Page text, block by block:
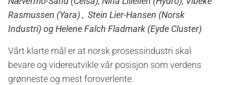
Rasmussen (Yara) , Stein Lier-Hansen (Norsk
Industri) og Helene Falch Fladmark (Eyde Cluster)
Vårt klarte mål er at norsk prosessindustri skal
bevare og videreutvikle vår posisjon som verdens
grønneste og mest foroverlente.